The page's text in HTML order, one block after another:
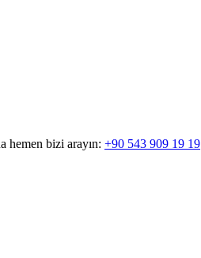
hemen bizi arayın: +90 543 909 19 19